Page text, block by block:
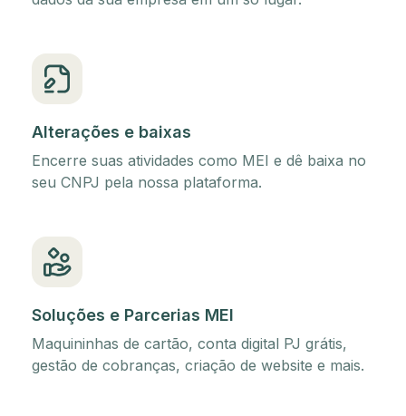
Alterações e baixas
Encerre suas atividades como MEI e dê baixa no
seu CNPJ pela nossa plataforma.
Soluções e Parcerias MEI
Maquininhas de cartão, conta digital PJ grátis,
gestão de cobranças, criação de website e mais.